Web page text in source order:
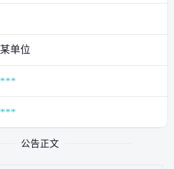
某单位
***
***
公告正文